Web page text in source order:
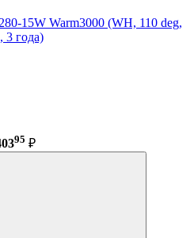
15W Warm3000 (WH, 110 deg,
3 года)
95 ₽